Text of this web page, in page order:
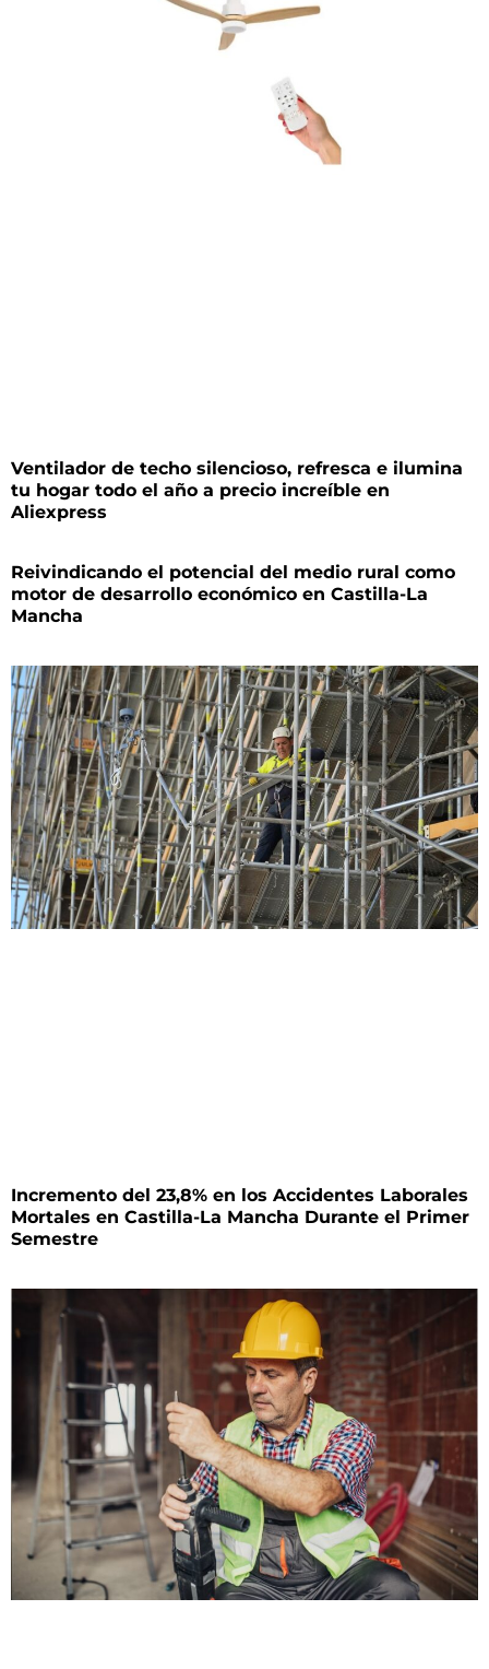
Ventilador de techo silencioso, refresca e ilumina
tu hogar todo el año a precio increíble en
Aliexpress
Reivindicando el potencial del medio rural como
motor de desarrollo económico en Castilla-La
Mancha
Incremento del 23,8% en los Accidentes Laborales
Mortales en Castilla-La Mancha Durante el Primer
Semestre